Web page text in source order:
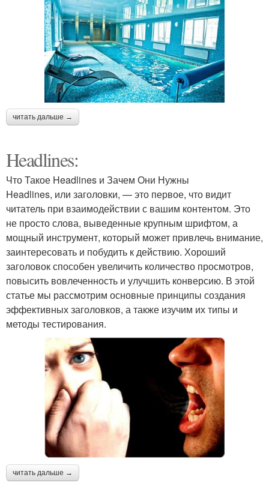
читать дальше →
Headlines:
Что Такое Headlines и Зачем Они Нужны
Headlines, или заголовки, — это первое, что видит
читатель при взаимодействии с вашим контентом. Это
не просто слова, выведенные крупным шрифтом, а
мощный инструмент, который может привлечь внимание,
заинтересовать и побудить к действию. Хороший
заголовок способен увеличить количество просмотров,
повысить вовлеченность и улучшить конверсию. В этой
статье мы рассмотрим основные принципы создания
эффективных заголовков, а также изучим их типы и
методы тестирования.
читать дальше →